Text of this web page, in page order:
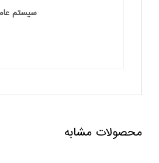
سیستم
محصولات مشابه